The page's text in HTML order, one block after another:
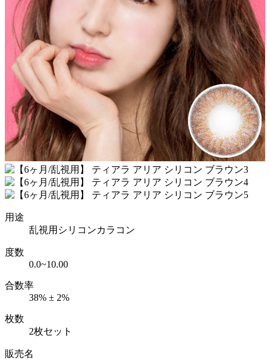
用途
乱視用シリコンカラコン
度数
0.0~10.00
合数率
38% ± 2%
枚数
2枚セット
販売名